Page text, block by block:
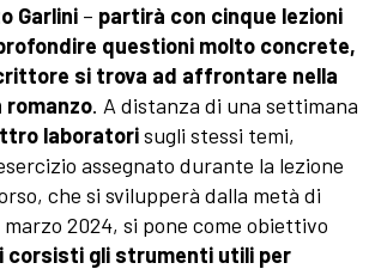
Garlini – partirà con cinque lezioni
questioni molto concrete,
si trova ad affrontare nella
romanzo. A distanza di una settimana
laboratorisugli stessi temi,
assegnato durante la lezione
che si svilupperà dalla metà di
2024, si pone come obiettivo
corsisti gli strumenti utili per